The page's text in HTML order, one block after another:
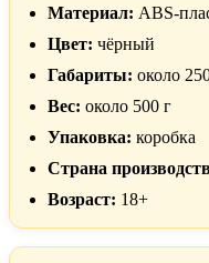
Материал: ABS-
Цвет: чёрный
Габариты: около
Вес: около 500 г
Упаковка: коробка
Страна
Возраст: 18+